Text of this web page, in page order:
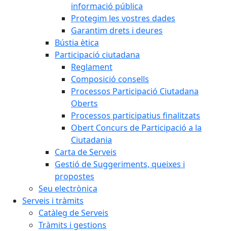
informació pública
Protegim les vostres dades
Garantim drets i deures
Bústia ètica
Participació ciutadana
Reglament
Composició consells
Processos Participació Ciutadana
Oberts
Processos participatius finalitzats
Obert Concurs de Participació a la
Ciutadania
Carta de Serveis
Gestió de Suggeriments, queixes i
propostes
Seu electrònica
Serveis i tràmits
Catàleg de Serveis
Tràmits i gestions